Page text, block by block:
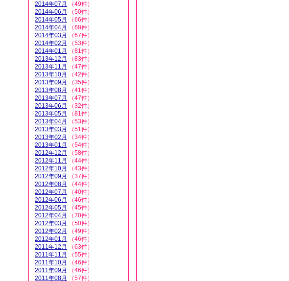
2014年07月
（49件）
2014年06月
（50件）
2014年05月
（66件）
2014年04月
（68件）
2014年03月
（67件）
2014年02月
（53件）
2014年01月
（81件）
2013年12月
（83件）
2013年11月
（47件）
2013年10月
（42件）
2013年09月
（35件）
2013年08月
（41件）
2013年07月
（47件）
2013年06月
（32件）
2013年05月
（81件）
2013年04月
（53件）
2013年03月
（51件）
2013年02月
（34件）
2013年01月
（54件）
2012年12月
（58件）
2012年11月
（44件）
2012年10月
（43件）
2012年09月
（37件）
2012年08月
（44件）
2012年07月
（40件）
2012年06月
（46件）
2012年05月
（45件）
2012年04月
（70件）
2012年03月
（50件）
2012年02月
（49件）
2012年01月
（46件）
2011年12月
（63件）
2011年11月
（55件）
2011年10月
（46件）
2011年09月
（46件）
2011年08月
（57件）